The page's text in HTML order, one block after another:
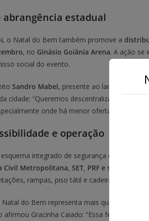
abrangência estadual
o Natal do Bem também promove a
, no Ginásio Goiânia Arena. A ação se
social do evento.
Sandro Mabel, presente ao lançamento, a
cidade: “Queremos descentralizar a
onde há menor oferta cultural e
e operação
integrado de segurança e apoio à
Metropolitana, SET, PRF e segurança
rampas, piso tátil e cadeiras de rodas
do Bem representa mais que um
afirmou Gracinha Caiado: “Essa festa é a